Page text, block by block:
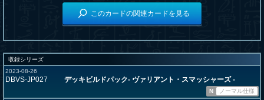
このカードの関連カードを見る
収録シリーズ
2023-08-26
DBVS-JP027 デッキビルドパック- ヴァリアント・スマッシャーズ -
N
ノーマル仕様